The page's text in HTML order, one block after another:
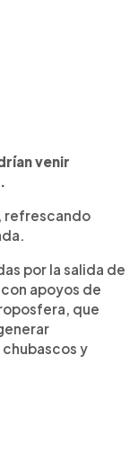
venir
refrescando
por la salida de
apoyos de
que
y